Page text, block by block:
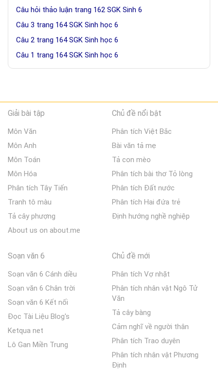
Câu hỏi thảo luận trang 162 SGK Sinh 6
Câu 3 trang 164 SGK Sinh học 6
Câu 2 trang 164 SGK Sinh học 6
Câu 1 trang 164 SGK Sinh học 6
Giải bài tập
Môn Văn
Môn Anh
Môn Toán
Môn Hóa
Phân tích Tây Tiến
Tranh tô màu
Tả cây phượng
About us on about.me
Chủ đề nổi bật
Phân tích Việt Bắc
Bài văn tả mẹ
Tả con mèo
Phân tích bài thơ Tỏ lòng
Phân tích Đất nước
Phân tích Hai đứa trẻ
Định hướng nghề nghiệp
Soạn văn 6
Soạn văn 6 Cánh diều
Soạn văn 6 Chân trời
Soạn văn 6 Kết nối
Đọc Tài Liệu Blog's
Ketqua net
Lô Gan Miền Trung
Chủ đề mới
Phân tích Vợ nhặt
Phân tích nhân vật Ngô Tử
Văn
Tả cây bàng
Cảm nghĩ về người thân
Phân tích Trao duyên
Phân tích nhân vật Phương
Định